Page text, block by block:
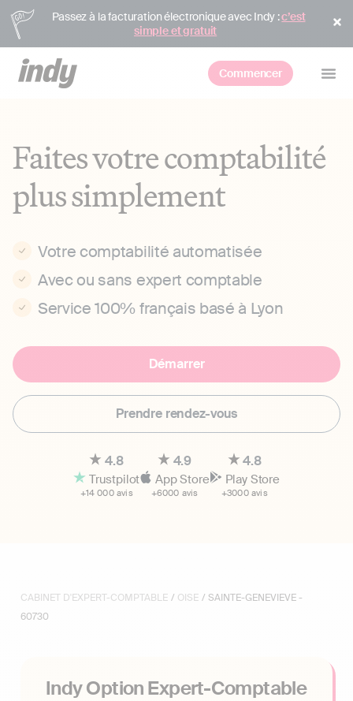
Passez à la facturation électronique avec Indy :c’est
simple et gratuit
Commencer
Faites votre comptabilité
plus simplement
Votre comptabilité automatisée
Avec ou sans expert comptable
Service 100% français basé à Lyon
Démarrer
Prendre rendez-vous
4.8
Trustpilot
+14 000 avis
4.9
App Store
+6000 avis
4.8
Play Store
+3000 avis
CABINET D'EXPERT-COMPTABLE / OISE / SAINTE-GENEVIEVE -
60730
Indy Option Expert-Comptable